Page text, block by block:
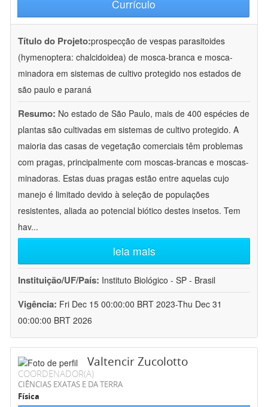
Currículo
Título do Projeto:prospecção de vespas parasitoides
(hymenoptera: chalcidoidea) de mosca-branca e mosca-
minadora em sistemas de cultivo protegido nos estados de
são paulo e paraná
Resumo: No estado de São Paulo, mais de 400 espécies de
plantas são cultivadas em sistemas de cultivo protegido. A
maioria das casas de vegetação comerciais têm problemas
com pragas, principalmente com moscas-brancas e moscas-
minadoras. Estas duas pragas estão entre aquelas cujo
manejo é limitado devido à seleção de populações
resistentes, aliada ao potencial biótico destes insetos. Tem
hav...
leia mais
Instituição/UF/País: Instituto Biológico - SP - Brasil
Vigência: Fri Dec 15 00:00:00 BRT 2023-Thu Dec 31
00:00:00 BRT 2026
Valtencir Zucolotto
COORDENADOR(A)
CIÊNCIAS EXATAS E DA TERRA
Física